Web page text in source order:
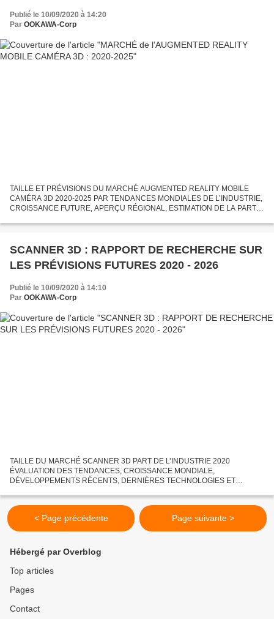
Publié le 10/09/2020 à 14:20
Par OOKAWA-Corp
TAILLE ET PRÉVISIONS DU MARCHÉ AUGMENTED REALITY MOBILE
CAMÉRA 3D 2020-2025 PAR TENDANCES MONDIALES DE L’INDUSTRIE,
CROISSANCE FUTURE, APERÇU RÉGIONAL, ESTIMATION DE LA PART,
dans le monde,...
SCANNER 3D : RAPPORT DE RECHERCHE SUR
LES PRÉVISIONS FUTURES 2020 - 2026
Publié le 10/09/2020 à 14:10
Par OOKAWA-Corp
TAILLE DU MARCHÉ SCANNER 3D PART DE L’INDUSTRIE 2020
ÉVALUATION DES TENDANCES, CROISSANCE MONDIALE,
DÉVELOPPEMENTS RÉCENTS, DERNIÈRES TECHNOLOGIES ET
rapport de recherche mondial «Scanner 3D» 2020-2026...
< Page précédente Page suivante >
Hébergé par Overblog
Top articles
Pages
Contact